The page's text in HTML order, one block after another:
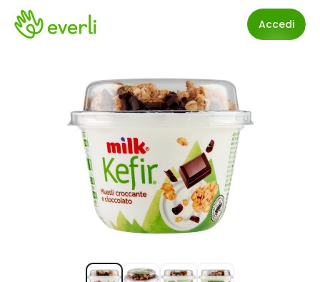
Accedi